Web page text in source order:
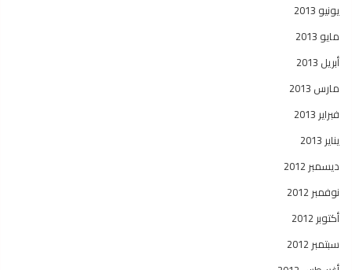
يونيو 2013
مايو 2013
أبريل 2013
مارس 2013
فبراير 2013
يناير 2013
ديسمبر 2012
نوفمبر 2012
أكتوبر 2012
سبتمبر 2012